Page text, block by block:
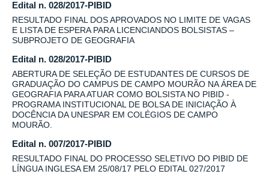
Edital n. 028/2017-PIBID
RESULTADO FINAL DOS APROVADOS NO LIMITE DE VAGAS
E LISTA DE ESPERA PARA LICENCIANDOS BOLSISTAS –
SUBPROJETO DE GEOGRAFIA
Edital n. 028/2017-PIBID
ABERTURA DE SELEÇÃO DE ESTUDANTES DE CURSOS DE
GRADUAÇÃO DO CAMPUS DE CAMPO MOURÃO NA ÁREA DE
GEOGRAFIA PARA ATUAR COMO BOLSISTA NO PIBID -
PROGRAMA INSTITUCIONAL DE BOLSA DE INICIAÇÃO À
DOCÊNCIA DA UNESPAR EM COLÉGIOS DE CAMPO
MOURÃO.
Edital n. 007/2017-PIBID
RESULTADO FINAL DO PROCESSO SELETIVO DO PIBID DE
LÍNGUA INGLESA EM 25/08/17 PELO EDITAL 027/2017